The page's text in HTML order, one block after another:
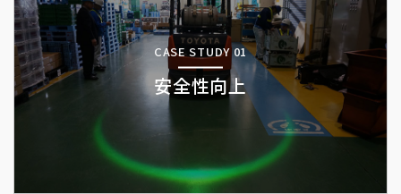
CASE STUDY 01
安全性向上